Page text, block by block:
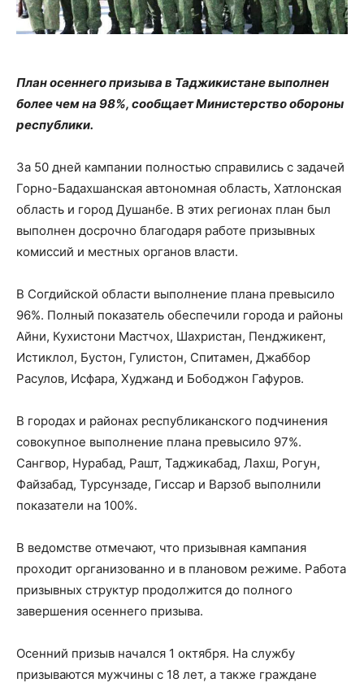
План осеннего призыва в Таджикистане выполнен
более чем на 98%, сообщает Министерство обороны
республики.
За 50 дней кампании полностью справились с задачей
Горно-Бадахшанская автономная область, Хатлонская
область и город Душанбе. В этих регионах план был
выполнен досрочно благодаря работе призывных
комиссий и местных органов власти.
В Согдийской области выполнение плана превысило
96%. Полный показатель обеспечили города и районы
Айни, Кухистони Мастчох, Шахристан, Пенджикент,
Истиклол, Бустон, Гулистон, Спитамен, Джаббор
Расулов, Исфара, Худжанд и Бободжон Гафуров.
В городах и районах республиканского подчинения
совокупное выполнение плана превысило 97%.
Сангвор, Нурабад, Рашт, Таджикабад, Лахш, Рогун,
Файзабад, Турсунзаде, Гиссар и Варзоб выполнили
показатели на 100%.
В ведомстве отмечают, что призывная кампания
проходит организованно и в плановом режиме. Работа
призывных структур продолжится до полного
завершения осеннего призыва.
Осенний призыв начался 1 октября. На службу
призываются мужчины с 18 лет, а также граждане